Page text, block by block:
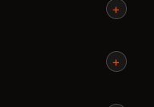
+
+